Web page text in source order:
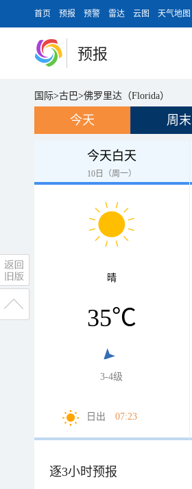
首页 预报 预警 雷达 云图 天气地图
预报
国际>古巴>佛罗里达（Florida）
今天 周末
今天白天
10日（周一）
晴
35℃
3-4级
日出 07:23
逐3小时预报